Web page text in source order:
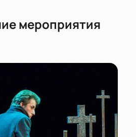
мероприятия